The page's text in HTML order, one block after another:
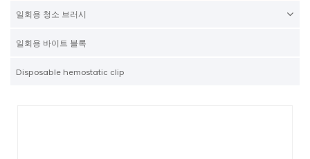
일회용 청소 브러시
일회용 바이트 블록
Disposable hemostatic clip